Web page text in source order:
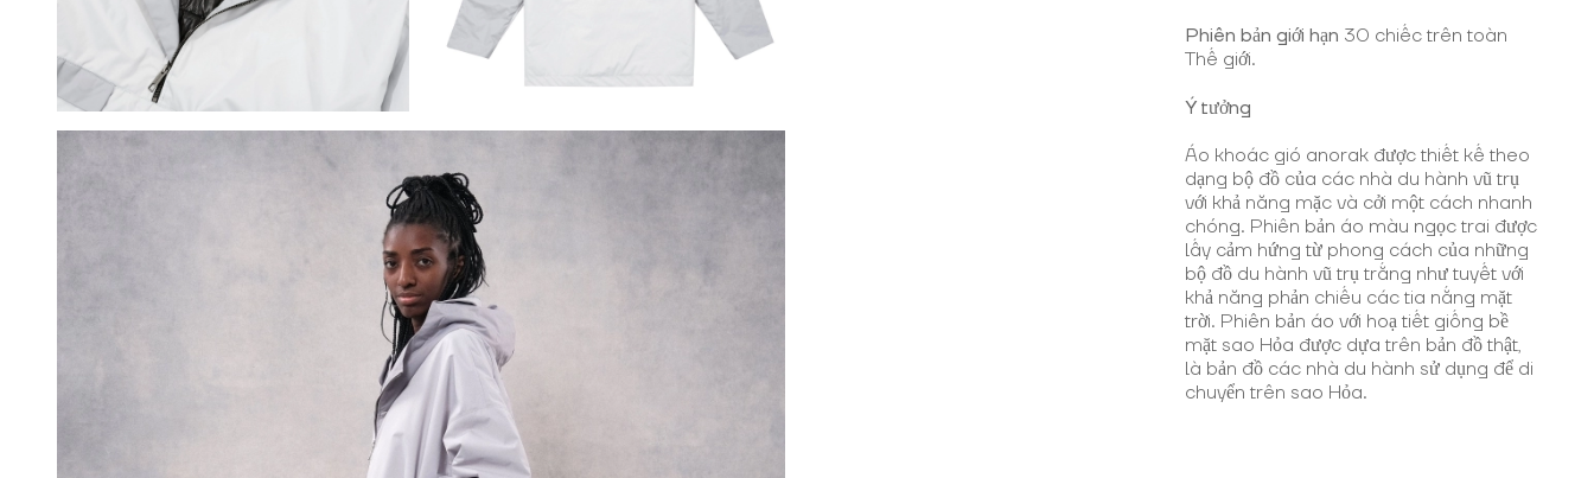
Phiên bản giới hạn 30 chiếc trên toàn
Thế giới.
Ý tưởng
Áo khoác gió anorak được thiết kế theo
dạng bộ đồ của các nhà du hành vũ trụ
với khả năng mặc và cởi một cách nhanh
chóng. Phiên bản áo màu ngọc trai được
lấy cảm hứng từ phong cách của những
bộ đồ du hành vũ trụ trắng như tuyết với
khả năng phản chiếu các tia nắng mặt
trời. Phiên bản áo với hoạ tiết giống bề
mặt sao Hỏa được dựa trên bản đồ thật,
là bản đồ các nhà du hành sử dụng để di
chuyển trên sao Hỏa.